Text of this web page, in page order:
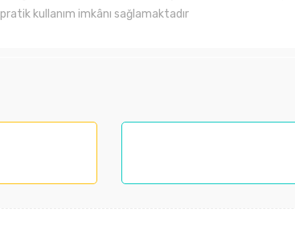
kullanım imkânı sağlamaktadır